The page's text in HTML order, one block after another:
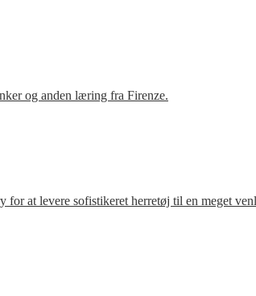
og anden læring fra Firenze.
at levere sofistikeret herretøj til en meget